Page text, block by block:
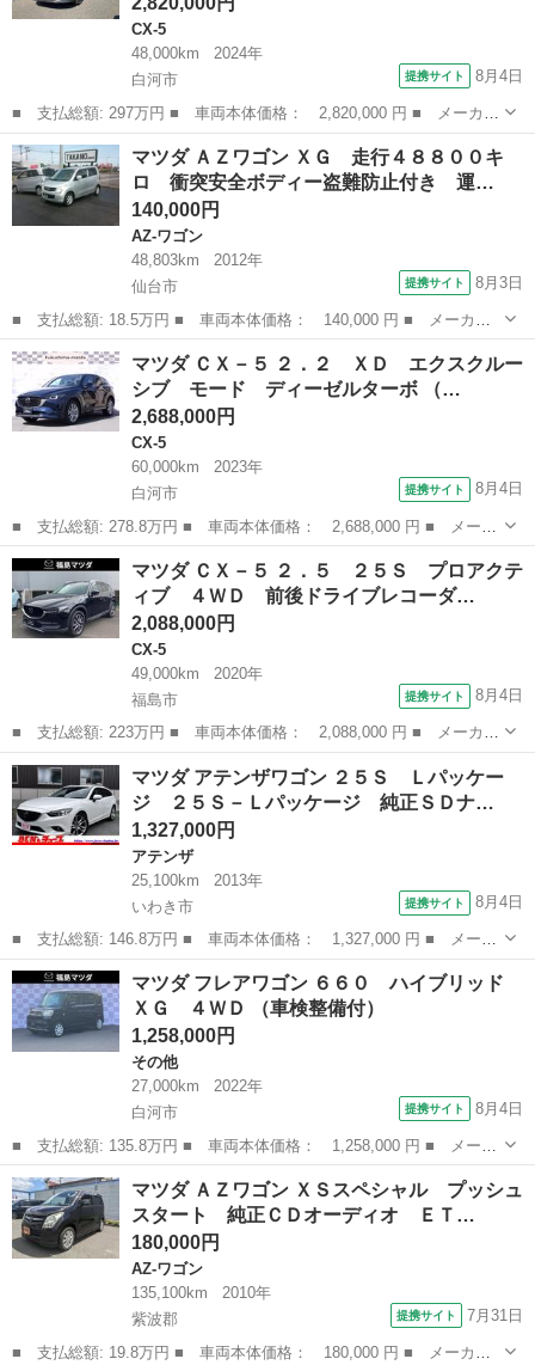
CX-5
48,000km
2024年
白河市
提携サイト 8月4日
■ 支払総額: 297万円 ■ 車両本体価格： 2,820,000 円 ■ メーカー
名： マツダ ■ 車種名： ＣＸ－５ ■ グレード名： ２．０ ２
０Ｓ ブラックトーンエディション ４ＷＤ ■ 排気量： 2000cc
■...
福島 白河市 CX-5
マツダ ＡＺワゴン ＸＧ 走行４８８００キ
ロ 衝突安全ボディー盗難防止付き 運…
140,000円
AZ-ワゴン
48,803km
2012年
仙台市
提携サイト 8月3日
■ 支払総額: 18.5万円 ■ 車両本体価格： 140,000 円 ■ メーカー
名： マツダ ■ 車種名： ＡＺワゴン ■ グレード名： ＸＧ 走
行４８８００キロ 衝突安全ボディー盗難防止付き 運転席助手席エ
アバック Ａ...
宮城 仙台市 AZ-ワゴン
マツダ ＣＸ－５ ２．２ ＸＤ エクスクルー
シブ モード ディーゼルターボ （…
2,688,000円
CX-5
60,000km
2023年
白河市
提携サイト 8月4日
■ 支払総額: 278.8万円 ■ 車両本体価格： 2,688,000 円 ■ メーカ
ー名： マツダ ■ 車種名： ＣＸ－５ ■ グレード名： ２．２
ＸＤ エクスクルーシブ モード ディーゼルターボ ■ 排気量：
220...
福島 白河市 CX-5
マツダ ＣＸ－５ ２．５ ２５Ｓ プロアクテ
ィブ ４ＷＤ 前後ドライブレコーダ…
2,088,000円
CX-5
49,000km
2020年
福島市
提携サイト 8月4日
■ 支払総額: 223万円 ■ 車両本体価格： 2,088,000 円 ■ メーカー
名： マツダ ■ 車種名： ＣＸ－５ ■ グレード名： ２．５ ２
５Ｓ プロアクティブ ４ＷＤ 前後ドライブレコーダー ＥＴＣ
■ 排気量...
福島 福島市 CX-5
マツダ アテンザワゴン ２５Ｓ Ｌパッケー
ジ ２５Ｓ－Ｌパッケージ 純正ＳＤナ…
1,327,000円
アテンザ
25,100km
2013年
いわき市
提携サイト 8月4日
■ 支払総額: 146.8万円 ■ 車両本体価格： 1,327,000 円 ■ メーカ
ー名： マツダ ■ 車種名： アテンザワゴン ■ グレード名： ２
５Ｓ Ｌパッケージ ２５Ｓ－Ｌパッケージ 純正ＳＤナビゲーショ
ン フル...
福島 いわき市 アテンザ
マツダ フレアワゴン ６６０ ハイブリッド
ＸＧ ４ＷＤ （車検整備付）
1,258,000円
その他
27,000km
2022年
白河市
提携サイト 8月4日
■ 支払総額: 135.8万円 ■ 車両本体価格： 1,258,000 円 ■ メーカ
ー名： マツダ ■ 車種名： フレアワゴン ■ グレード名： ６６
０ ハイブリッド ＸＧ ４ＷＤ ■ 排気量： 660cc ■ ドア枚数...
福島 白河市 その他
マツダ ＡＺワゴン ＸＳスペシャル プッシュ
スタート 純正ＣＤオーディオ ＥＴ…
180,000円
AZ-ワゴン
135,100km
2010年
紫波郡
提携サイト 7月31日
■ 支払総額: 19.8万円 ■ 車両本体価格： 180,000 円 ■ メーカー